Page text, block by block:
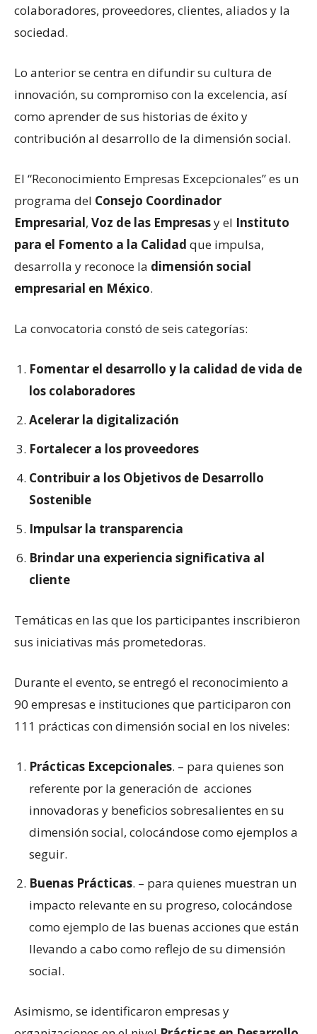
colaboradores, proveedores, clientes, aliados y la
sociedad.
Lo anterior se centra en difundir su cultura de
innovación, su compromiso con la excelencia, así
como aprender de sus historias de éxito y
contribución al desarrollo de la dimensión social.
El “Reconocimiento Empresas Excepcionales” es un
programa del Consejo Coordinador
Empresarial, Voz de las Empresasy el Instituto
para el Fomento a la Calidad que impulsa,
desarrolla y reconoce la dimensión social
empresarial en México.
La convocatoria constó de seis categorías:
Fomentar el desarrollo y la calidad de vida de
los colaboradores
Acelerar la digitalización
Fortalecer a los proveedores
Contribuir a los Objetivos de Desarrollo
Sostenible
Impulsar la transparencia
Brindar una experiencia significativa al
cliente
Temáticas en las que los participantes inscribieron
sus iniciativas más prometedoras.
Durante el evento, se entregó el reconocimiento a
90 empresas e instituciones que participaron con
111 prácticas con dimensión social en los niveles:
Prácticas Excepcionales. – para quienes son
referente por la generación de acciones
innovadoras y beneficios sobresalientes en su
dimensión social, colocándose como ejemplos a
seguir.
Buenas Prácticas. – para quienes muestran un
impacto relevante en su progreso, colocándose
como ejemplo de las buenas acciones que están
llevando a cabo como reflejo de su dimensión
social.
Asimismo, se identificaron empresas y